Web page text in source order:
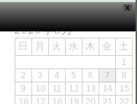
X
2026年8月
日 月 火 水 木 金 土
1
2
3 4 5 6 7
8
9
10 11 12 13 14
15
16
17 18 19 20 21
22